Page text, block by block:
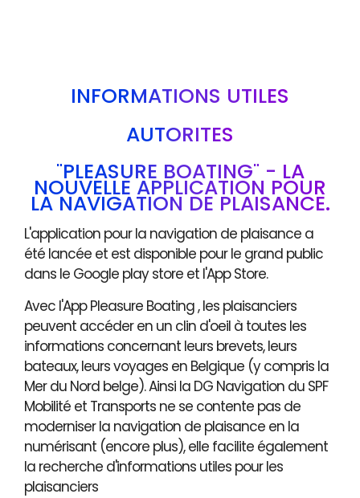
INFORMATIONS UTILES
AUTORITÉS
"PLEASURE BOATING" - LA
NOUVELLE APPLICATION POUR
LA NAVIGATION DE PLAISANCE.
L'application pour la navigation de plaisance a
été lancée et est disponible pour le grand public
dans le Google play store et l'App Store.
Avec l'App Pleasure Boating , les plaisanciers
peuvent accéder en un clin d'oeil à toutes les
informations concernant leurs brevets, leurs
bateaux, leurs voyages en Belgique (y compris la
Mer du Nord belge). Ainsi la DG Navigation du SPF
Mobilité et Transports ne se contente pas de
moderniser la navigation de plaisance en la
numérisant (encore plus), elle facilite également
la recherche d'informations utiles pour les
plaisanciers